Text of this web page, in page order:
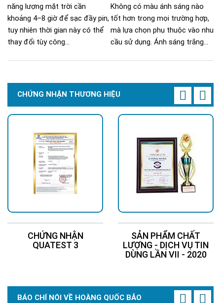
năng lượng mặt trời cần
khoảng 4–8 giờ để sạc đầy pin,
tuy nhiên thời gian này có thể
thay đổi tùy công...
Không có màu ánh sáng nào
tốt hơn trong mọi trường hợp,
mà lựa chọn phụ thuộc vào nhu
cầu sử dụng. Ánh sáng trắng...
CHỨNG NHẬN THƯƠNG HIỆU
CHỨNG NHẬN
QUATEST 3
SẢN PHẨM CHẤT
LƯỢNG - DỊCH VỤ TIN
DÙNG LẦN VII - 2020
BÁO CHÍ NÓI VỀ HOÀNG QUỐC BẢO